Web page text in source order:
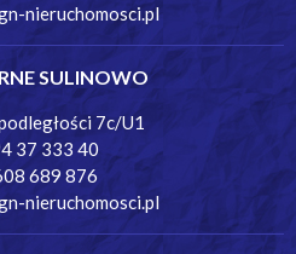
nieruchomosci.pl
SULINOWO
7c/U1
37 333 40
689 876
nieruchomosci.pl